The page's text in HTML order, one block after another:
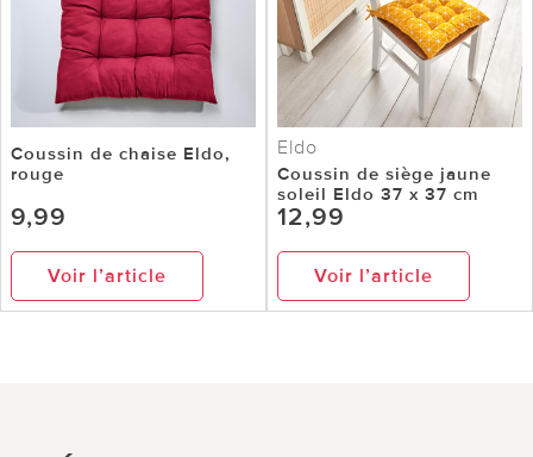
Coussin de chaise Eldo,
rouge
9,99
Voir l’article
Eldo
Coussin de siège jaune
soleil Eldo 37 x 37 cm
12,99
Voir l’article